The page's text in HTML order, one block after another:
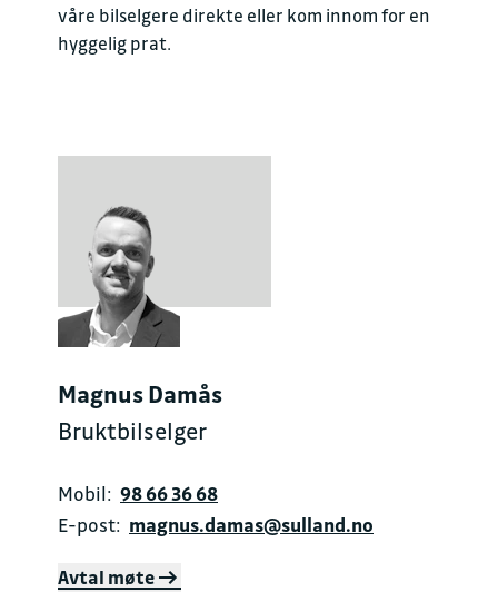
våre bilselgere direkte eller kom innom for en
hyggelig prat.
Magnus Damås
Bruktbilselger
Mobil: 98 66 36 68
E-post: magnus.damas@sulland.no
Avtal møte